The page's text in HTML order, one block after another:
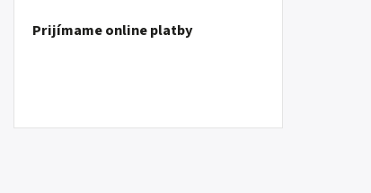
Prijímame online platby